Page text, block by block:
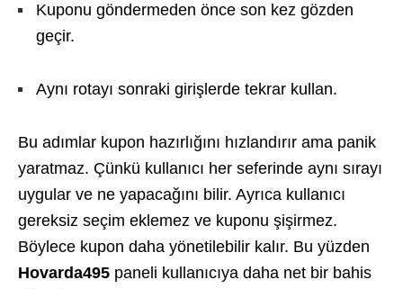
Kuponu göndermeden önce son kez gözden
geçir.
Aynı rotayı sonraki girişlerde tekrar kullan.
Bu adımlar kupon hazırlığını hızlandırır ama panik
yaratmaz. Çünkü kullanıcı her seferinde aynı sırayı
uygular ve ne yapacağını bilir. Ayrıca kullanıcı
gereksiz seçim eklemez ve kuponu şişirmez.
Böylece kupon daha yönetilebilir kalır. Bu yüzden
Hovarda495 paneli kullanıcıya daha net bir bahis